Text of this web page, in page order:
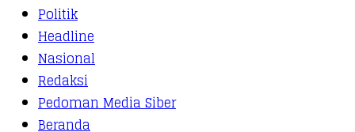
Politik
Headline
Nasional
Redaksi
Pedoman Media Siber
Beranda